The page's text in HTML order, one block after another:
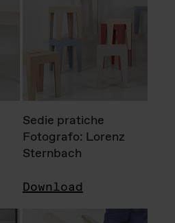
Sedie pratiche
Fotografo: Lorenz
Sternbach
Download